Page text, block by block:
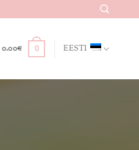
0.00€ 0 EESTI